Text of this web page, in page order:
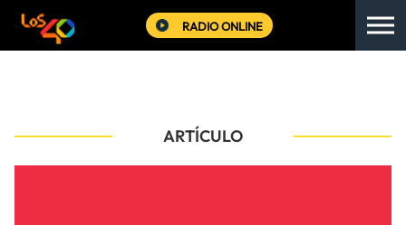
RADIO ONLINE
ARTÍCULO